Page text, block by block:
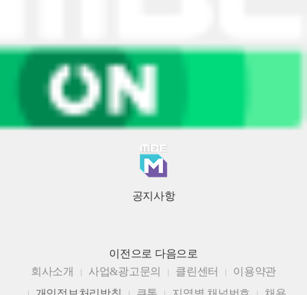
공지사항
이전으로 다음으로
회사소개
사업&광고문의 클린센터
이용약관